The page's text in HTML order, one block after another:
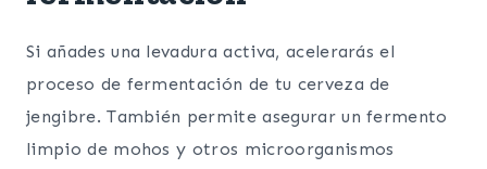
Si añades una levadura activa, acelerarás el
proceso de fermentación de tu cerveza de
jengibre. También permite asegurar un fermento
limpio de mohos y otros microorganismos